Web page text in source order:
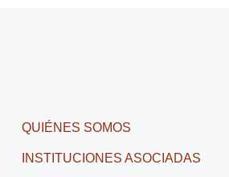
QUIÉNES SOMOS
INSTITUCIONES ASOCIADAS